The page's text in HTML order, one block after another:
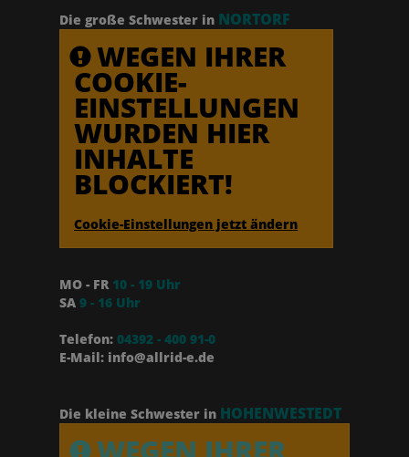
Die große Schwester in NORTORF
WEGEN IHRER
COOKIE-
EINSTELLUNGEN
WURDEN HIER
INHALTE
BLOCKIERT!
Cookie-Einstellungen jetzt ändern
MO - FR 10 - 19 Uhr
SA 9 - 16 Uhr
Telefon: 04392 - 400 91-0
E-Mail: info@allrid-e.de
Die kleine Schwester in HOHENWESTEDT